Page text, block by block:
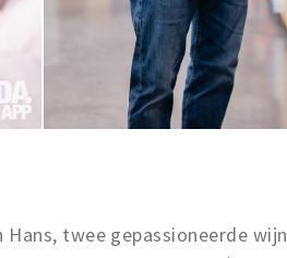
twee gepassioneerde